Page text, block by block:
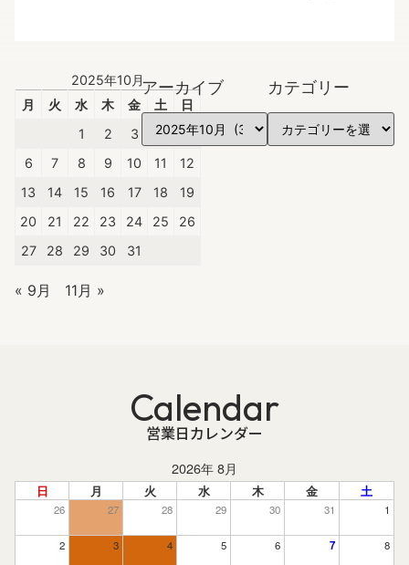
2025年10月
月
火 水 木 金 土
日
1
2 3 4
5
6
7 8 9 10 11
12
13
14 15 16 17 18
19
20
21 22 23 24 25
26
27
28 29 30 31
« 9月 11月 »
アーカイブ カテゴリー
Calendar
営業日カレンダー
2026年 8月
日 月 火 水 木 金 土
26 27 28 29 30 31 1
2 3 4 5 6 7 8